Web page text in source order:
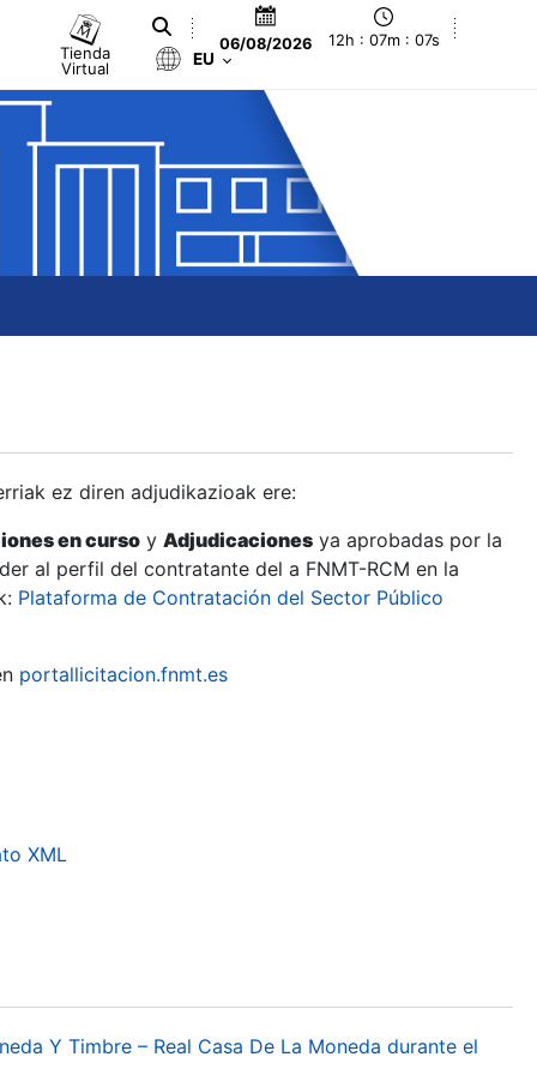
Tienda
Virtual
06/08/2026 12h : 07m : 07s
EU
ez diren adjudikazioak ere:
en curso y Adjudicaciones ya aprobadas por la
al perfil del contratante del a FNMT-RCM en la
Plataforma de Contratación del Sector Público
portallicitacion.fnmt.es
XML
Y Timbre – Real Casa De La Moneda durante el